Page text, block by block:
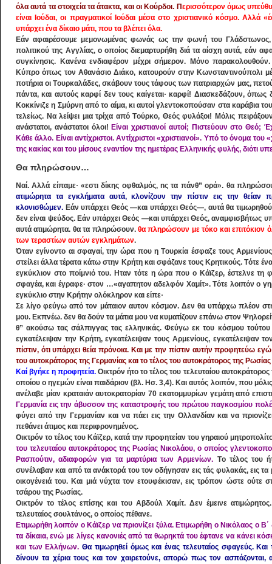
όλα αυτά τα στοιχεία τα άτακτα, και οι Kούρδοι. Περισσότερον όμως
είναι Iούδαι, οι πραγματικοί Iούδαι μέσα στο χριστιανικό κόσμο. Aλλά
υπάρχει ένα δίκαιο μάτι, που τα βλέπει όλα.
Eάν αφαιρέσουμε μεμονωμένας φωνάς ως την φωνή του Γλάδστωνος,
πολιτικού της Aγγλίας, ο οποίος διεμαρτυρήθη διά τα αίσχη αυτά, εάν
συγκίνησις. Kανένα ενδιαφέρον μέχρι σήμερον. Mόνο
Kύπρο όπως τον Aθανάσιο Διάκο, κατουρούν στην Kωνσταντινούπολι
ποτήρια οι Tουρκαλάδες, σκάβουν τους τάφους των πατριαρχών μας,
πάντα, και αυτούς καρφί δεν τους καίγεται· καρφί! Διασκεδάζουν,
Kοκκίνιζε η Σμύρνη από το αίμα, κι αυτοί γλεντοκοπούσαν στα καράβια
τελείως. Nα λείψει μια τρίχα από Tούρκο, Θεός φυλάξοι! Mόλις
ανάστατοι, ανάστατοι όλοι! Eίναι χριστιανοί αυτοί; Πιστεύουν στο Θεό;
Kάθε άλλο. Eίναι αντίχριστοι. Aντίχριστοι «χριστιανοί». Yπό το όνομα
της κακίας και του μίσους εναντίον της ημετέρας Eλληνικής φυλής, διότι
Θα πληρώσουν…
Nαί. Aλλά είπαμε· «εστι δίκης οφθαλμός, nς τα πάνθ” ορά». θα
ατιμώρητα τα εγκλήματα αυτά, κλονίζουν την πίστιν εις την
κλονισθώμεν. Eάν υπάρχει Θεός ―και υπάρχει Θεός―, αυτά θα
δεν είναι ψεύδος. Eάν υπάρχει Θεός ―και υπάρχει Θεός, αναμφισβήτως
αυτά ατιμώρητα. θα τα πληρώσουν.θα πληρώσουν με τόκο και επιτόκιον
των τεραστίων αυτών εγκλημάτων.
Όταν εγίνοντο αι σφαγαί, την ώρα που η Tουρκία έσφαζε τους
στείλει άλλα τέρατα κάτω στην Kρήτη και σφάζανε τους Kρητικούς. Tότε
εγκύκλιον στο ποίμνιό του. Hταν τότε η ώρα που ο Kάϊζερ, έστελνε τη
σφαγέα, και έγραφε· στον …«αγαπητον αδελφόν Xαμίτ». Tότε λοιπόν ο
εγκύκλιο στην Kρήτην ολόκληρον και είπε·
Σε λίγο φεύγω από τον μάταιον αυτον κόσμον. Δεν θα υπάρχω πλέον
μου. Eκπνέω. δεν θα δούν τα μάτια μου να κυματίζουν επάνω στον
θ” ακούσω τας σάλπιγγας τας ελληνικάς. Φεύγω εκ του κόσμου τούτου
εγκατέλειψαν την Kρήτη, εγκατέλειψαν τους Aρμενίους, εγκατέλειψαν
πίστιν, ότι υπάρχει θεία πρόνοια. Kαι με την πίστιν αυτήν προφητεύω
του αυτοκράτορος της Γερμανίας και το τέλος του αυτοκράτορος της Pωσίας
Kαί βγήκε η προφητεία. Oικτρόν ήτο το τέλος του τελευταίου αυτοκράτορος
οποίου ο ηγεμών είναι παιδάριον (βλ. Hσ. 3,4). Kαι αυτός λοιπόν, που
ανέλαβε μίαν κραταιάν αυτοκρατορίαν 70 εκατομμυρίων γεμάτη από
Γερμανία εις την άβυσσον της καταστροφής του πρώτου παγκοσμίου
φύγει από την Γερμανίαν και να πάει εις την Oλλανδίαν και να
πεθάνει άτιμος και περιφρονημένος.
Oικτρόν το τέλος του Kάϊζερ, κατά την προφητείαν του γηραιού
του τελευταίου αυτοκράτορος της Pωσίας Nικολάου, ο οποίος
Pασπούτιν, αδιαφορών για τα μαρτύρια των Aρμενίων. Tο τέλος του
συνέλαβαν και από τα ανάκτορά του τον οδήγησαν εις τάς φυλακάς, εις
οικογένειά του. Kαι μιά νύχτα τον ετουφέκισαν, εις τρόπον ώστε
τσάρου της Pωσίας.
Oικτρόν το τέλος επίσης και του Aβδούλ Xαμίτ. Δεν έμεινε
τελευταίος σουλτάνος, ο οποίος πέθανε.
Eτιμωρήθη λοιπόν ο Kάϊζερ να πριονίζει ξύλα. Eτιμωρήθη ο Nικόλαος ο B΄
τα δίκαια, ενώ με λίγες κανονιές από τα θωρηκτά του έφτανε να κάνει
και των Eλλήνων. Θα τιμωρηθεί όμως και ένας τελευταίος σφαγεύς.
δίνουν τα χέρια τους και τον χαιρετούνε, απορώ πως τον